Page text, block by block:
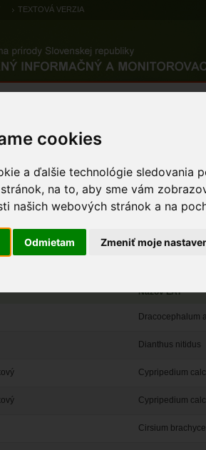
cookies
a ďalšie technológie sledovania
na to, aby sme vám
našich webových stránok a na
Odmietam Zmeniť moje
TEXTOVÁ VERZIA
Názov LAT
Dracocephalum
Dianthus nitidus
Cypripedium
Cypripedium
Cirsium